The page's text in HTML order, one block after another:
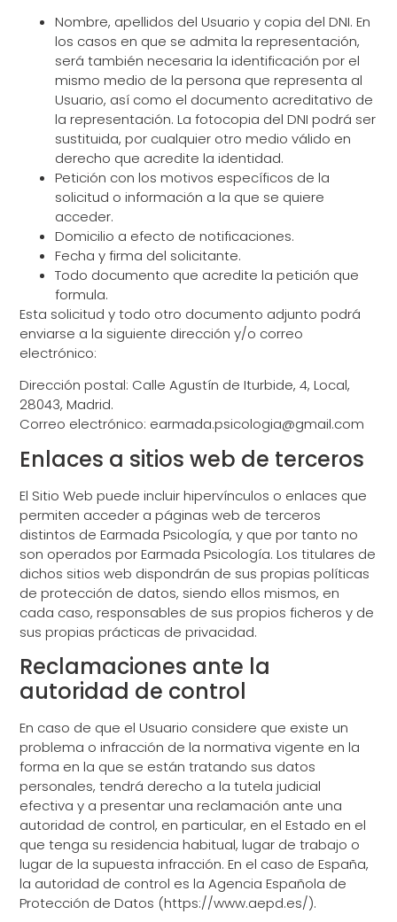
Nombre, apellidos del Usuario y copia del DNI. En
los casos en que se admita la representación,
será también necesaria la identificación por el
mismo medio de la persona que representa al
Usuario, así como el documento acreditativo de
la representación. La fotocopia del DNI podrá ser
sustituida, por cualquier otro medio válido en
derecho que acredite la identidad.
Petición con los motivos específicos de la
solicitud o información a la que se quiere
acceder.
Domicilio a efecto de notificaciones.
Fecha y firma del solicitante.
Todo documento que acredite la petición que
formula.
Esta solicitud y todo otro documento adjunto podrá
enviarse a la siguiente dirección y/o correo
electrónico:
Dirección postal: Calle Agustín de Iturbide, 4, Local,
28043, Madrid.
Correo electrónico: earmada.psicologia@gmail.com
Enlaces a sitios web de terceros
El Sitio Web puede incluir hipervínculos o enlaces que
permiten acceder a páginas web de terceros
distintos de Earmada Psicología, y que por tanto no
son operados por Earmada Psicología. Los titulares de
dichos sitios web dispondrán de sus propias políticas
de protección de datos, siendo ellos mismos, en
cada caso, responsables de sus propios ficheros y de
sus propias prácticas de privacidad.
Reclamaciones ante la
autoridad de control
En caso de que el Usuario considere que existe un
problema o infracción de la normativa vigente en la
forma en la que se están tratando sus datos
personales, tendrá derecho a la tutela judicial
efectiva y a presentar una reclamación ante una
autoridad de control, en particular, en el Estado en el
que tenga su residencia habitual, lugar de trabajo o
lugar de la supuesta infracción. En el caso de España,
la autoridad de control es la Agencia Española de
Protección de Datos (https://www.aepd.es/).